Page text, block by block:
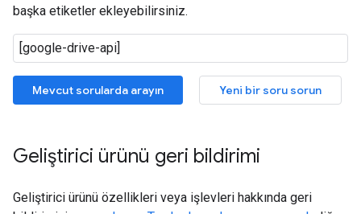
başka etiketler ekleyebilirsiniz.
Mevcut sorularda arayın Yeni bir soru sorun
Geliştirici ürünü geri bildirimi
Geliştirici ürünü özellikleri veya işlevleri hakkında geri